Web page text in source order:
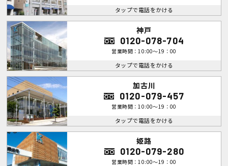
タップで電話をかける
神戸
0120-078-704
営業時間：10:00～19：00
タップで電話をかける
加古川
0120-079-457
営業時間：10:00～19：00
タップで電話をかける
姫路
0120-079-280
営業時間：10:00～19：00